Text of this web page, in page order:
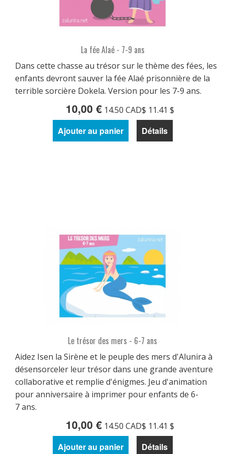
La fée Alaé - 7-9 ans
Dans cette chasse au trésor sur le thème des fées, les
enfants devront sauver la fée Alaé prisonnière de la
terrible sorcière Dokela. Version pour les 7-9 ans.
10,00 € 14.50 CAD$ 11.41 $
Ajouter au panier Détails
Le trésor des mers - 6-7 ans
Aidez Isen la Sirène et le peuple des mers d'Alunira à
désensorceler leur trésor dans une grande aventure
collaborative et remplie d'énigmes. Jeu d'animation
pour anniversaire à imprimer pour enfants de 6-
7 ans.
10,00 € 14.50 CAD$ 11.41 $
Ajouter au panier Détails